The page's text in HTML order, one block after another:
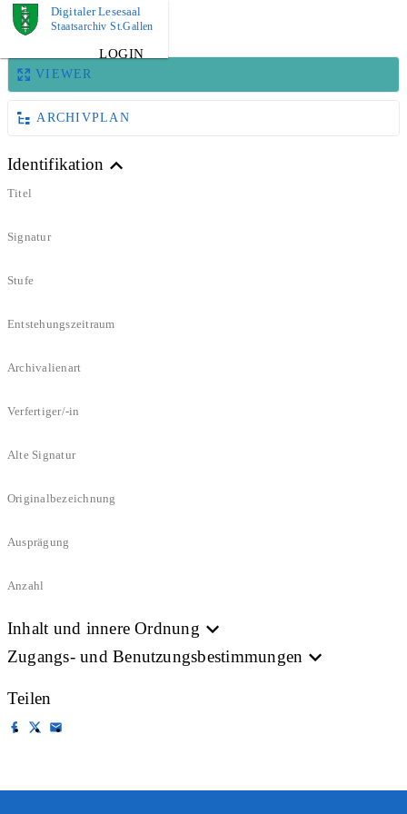
Digitaler Lesesaal
Staatsarchiv St.Gallen
LOGIN
BILD
VIEWER
ARCHIVPLAN
Identifikation
Titel
Signatur
Stufe
Entstehungszeitraum
Archivalienart
Verfertiger/-in
Alte Signatur
Originalbezeichnung
Ausprägung
Anzahl
Inhalt und innere Ordnung
Zugangs- und Benutzungsbestimmungen
Teilen